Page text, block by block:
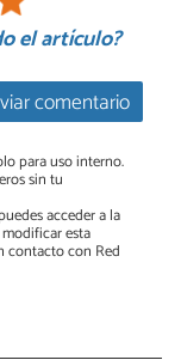
el artículo?
comentario
para uso interno.
sin tu
acceder a la
esta
contacto con Red